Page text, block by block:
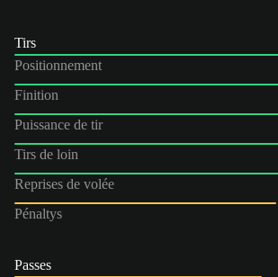
Tirs
Positionnement
Finition
Puissance de tir
Tirs de loin
Reprises de volée
Pénaltys
Passes